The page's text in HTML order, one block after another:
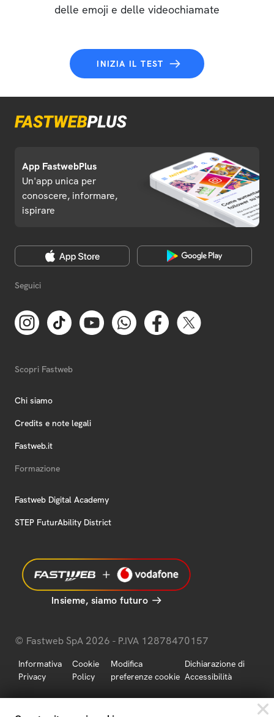
delle emoji e delle videochiamate
INIZIA IL TEST
App FastwebPlus
Un'app unica per
conoscere, informare,
ispirare
Seguici
Scopri Fastweb
Chi siamo
Credits e note legali
Fastweb.it
Formazione
Fastweb Digital Academy
STEP FuturAbility District
Insieme, siamo futuro
© Fastweb SpA 2026 - P.IVA 12878470157
Informativa
Privacy
Cookie
Policy
Modifica
preferenze cookie
Dichiarazione di
Accessibilità